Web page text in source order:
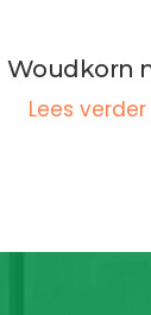
Woudkorn
Lees verder